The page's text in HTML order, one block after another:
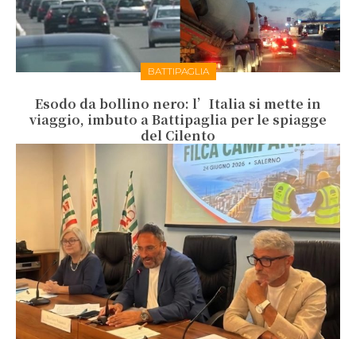
BATTIPAGLIA
Esodo da bollino nero: l’Italia si mette in
viaggio, imbuto a Battipaglia per le spiagge
del Cilento